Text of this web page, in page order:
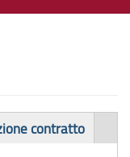
contratto